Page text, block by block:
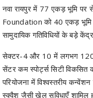
सामुदायिक गतिविधियों के बड़े
सेक्टर-4 और 10 में लगभग 120
सेंटर कम स्पोर्ट्स सिटी
परियोजना में विश्वस्तरीय
स्क्वैश जैसी खेल सुविधाएँ शामिल
*सेमीकंडक्टर, इलेक्ट्रॉनिक्स